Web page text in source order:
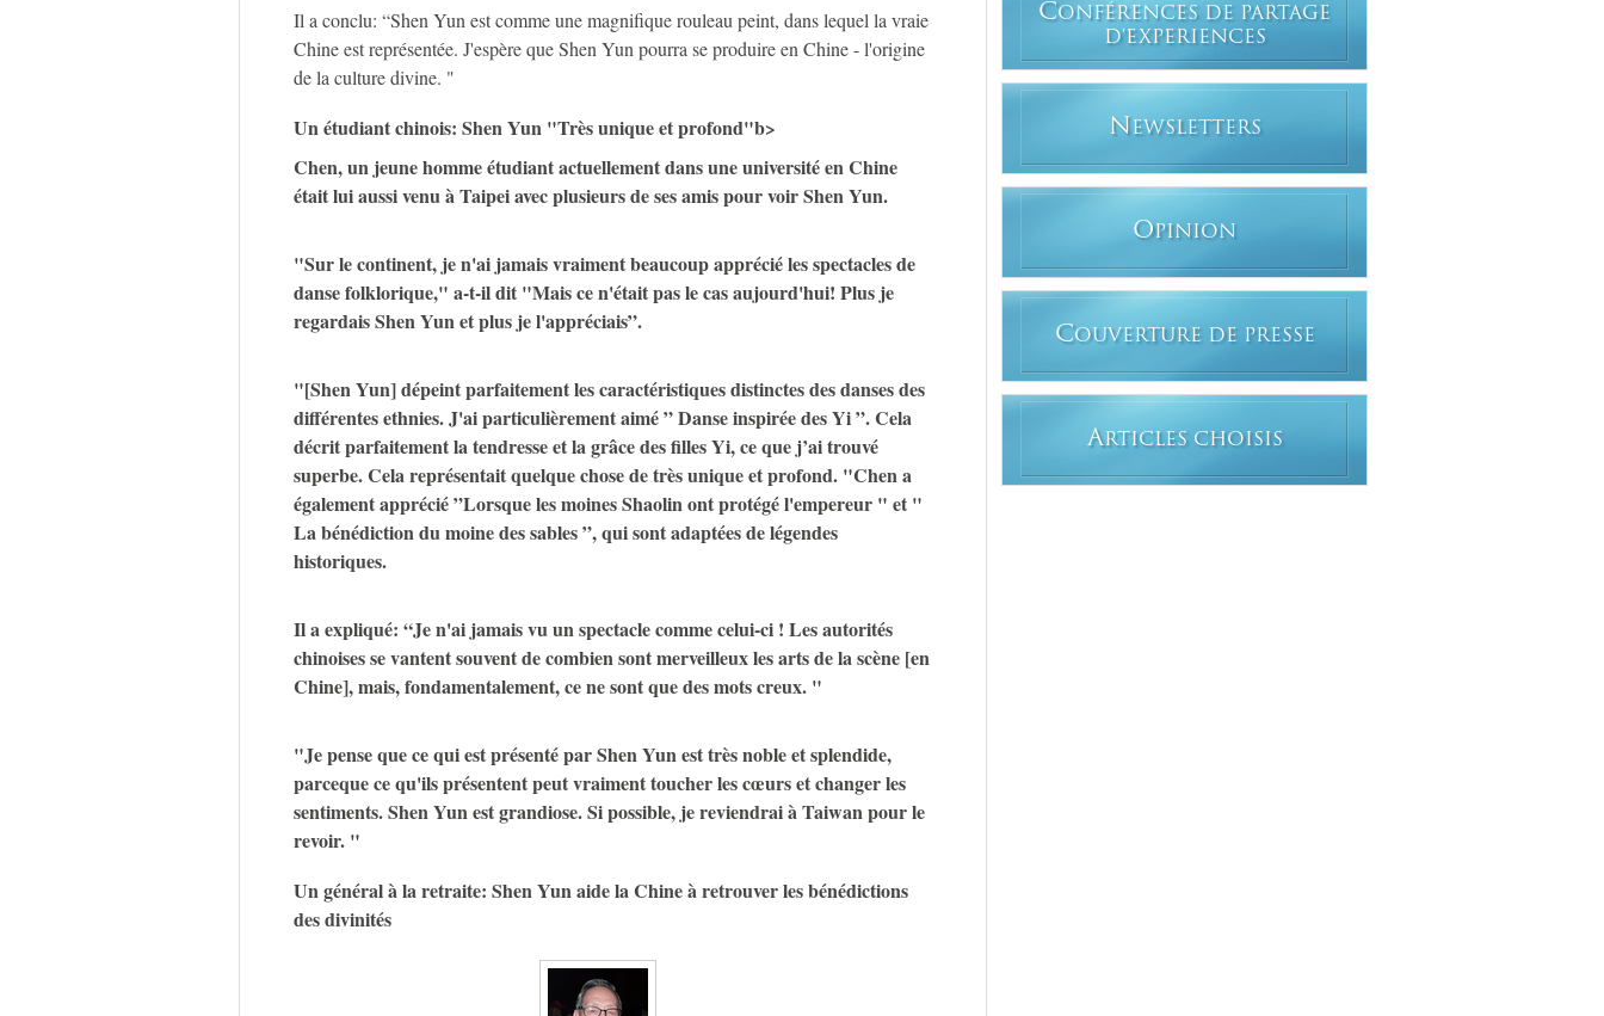
Il a conclu: “Shen Yun est comme une magnifique rouleau peint, dans lequel la vraie
Chine est représentée. J'espère que Shen Yun pourra se produire en Chine - l'origine
de la culture divine. "
Un étudiant chinois: Shen Yun "Très unique et profond"b>
Chen, un jeune homme étudiant actuellement dans une université en Chine
était lui aussi venu à Taipei avec plusieurs de ses amis pour voir Shen Yun.
"Sur le continent, je n'ai jamais vraiment beaucoup apprécié les spectacles de
danse folklorique," a-t-il dit "Mais ce n'était pas le cas aujourd'hui! Plus je
regardais Shen Yun et plus je l'appréciais”.
"[Shen Yun] dépeint parfaitement les caractéristiques distinctes des danses des
différentes ethnies. J'ai particulièrement aimé ” Danse inspirée des Yi ”. Cela
décrit parfaitement la tendresse et la grâce des filles Yi, ce que j’ai trouvé
superbe. Cela représentait quelque chose de très unique et profond. "Chen a
également apprécié ”Lorsque les moines Shaolin ont protégé l'empereur " et "
La bénédiction du moine des sables ”, qui sont adaptées de légendes
historiques.
Il a expliqué: “Je n'ai jamais vu un spectacle comme celui-ci ! Les autorités
chinoises se vantent souvent de combien sont merveilleux les arts de la scène [en
Chine], mais, fondamentalement, ce ne sont que des mots creux. "
"Je pense que ce qui est présenté par Shen Yun est très noble et splendide,
parceque ce qu'ils présentent peut vraiment toucher les cœurs et changer les
sentiments. Shen Yun est grandiose. Si possible, je reviendrai à Taiwan pour le
revoir. "
Un général à la retraite: Shen Yun aide la Chine à retrouver les bénédictions
des divinités
CONFÉRENCES DE PARTAGE
D'EXPERIENCES
N EWSLETTERS
OPINION
COUVERTURE DE PRESSE
ARTICLES CHOISIS